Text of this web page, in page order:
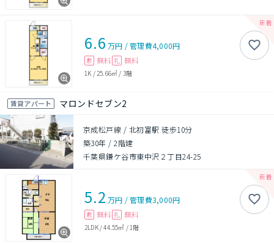
6.6 万円 /管理費4,000円
敷 無料 礼 無料
1K / 25.66㎡ / 3階
賃貸アパート マロンドセブン2
京成松戸線 / 北初富駅 徒歩10分
築30年 /2階建
千葉県鎌ケ谷市東中沢２丁目24-25
5.2 万円 /管理費3,000円
敷 無料 礼 無料
2LDK/44.55㎡ / 1階